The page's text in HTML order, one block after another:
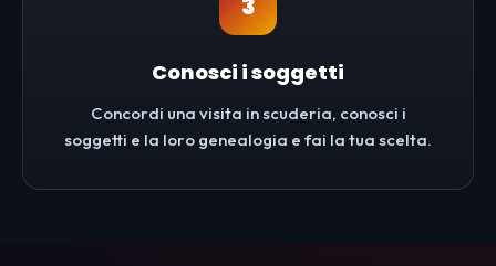
3
Conosci i soggetti
Concordi una visita in scuderia, conosci i
soggetti e la loro genealogia e fai la tua scelta.